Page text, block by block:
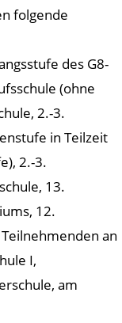
folgende
des G8-
(ohne
2.-3.
in Teilzeit
2.-3.
13.
12.
an
I,
am